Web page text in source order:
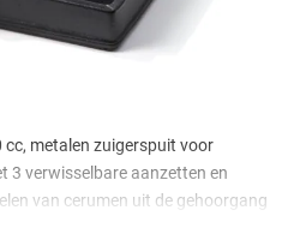
metalen zuigerspuit voor
3 verwisselbare aanzetten en
van cerumen uit de gehoorgang
Roestvrijstaal met rubberen